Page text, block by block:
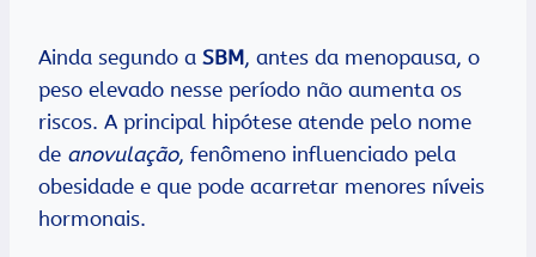
Ainda segundo a SBM, antes da menopausa, o
peso elevado nesse período não aumenta os
riscos. A principal hipótese atende pelo nome
de anovulação, fenômeno influenciado pela
obesidade e que pode acarretar menores níveis
hormonais.